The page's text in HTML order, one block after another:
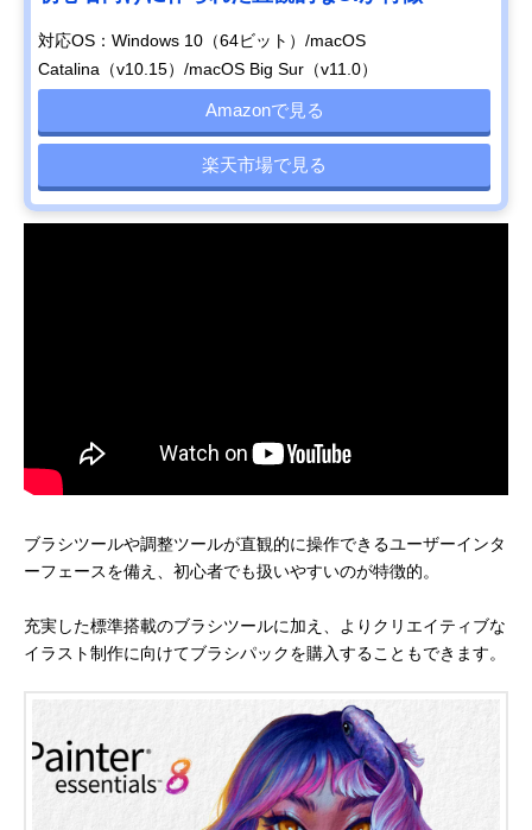
対応OS：Windows 10（64ビット）/macOS
Catalina（v10.15）/macOS Big Sur（v11.0）
Amazonで見る
楽天市場で見る
ブラシツールや調整ツールが直観的に操作できるユーザーインタ
ーフェースを備え、初心者でも扱いやすいのが特徴的。
充実した標準搭載のブラシツールに加え、よりクリエイティブな
イラスト制作に向けてブラシパックを購入することもできます。